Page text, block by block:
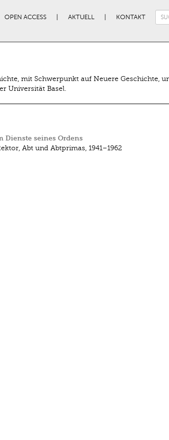
OPEN ACCESS AKTUELL KONTAKT
mit Schwerpunkt auf Neuere Geschichte,
Universität Basel.
seines Ordens
Abt und Abtprimas, 1941–1962